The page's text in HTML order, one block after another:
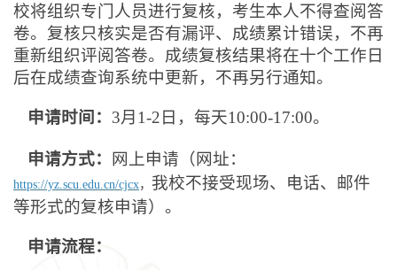
校将组织专门人员进行复核，考生本人不得查阅答
卷。复核只核实是否有漏评、成绩累计错误，不再
重新组织评阅答卷。成绩复核结果将在十个工作日
后在成绩查询系统中更新，不再另行通知。
申请时间： 3月1-2日，每天10:00-17:00。
申请方式： 网上申请（网址：
https://yz.scu.edu.cn/cjcx， 我校不接受现场、电话、邮件
等形式的复核申请）。
申请流程：